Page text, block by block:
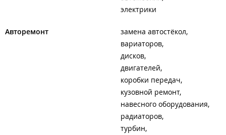
электрики
Авторемонт
замена автостёкол
вариаторов
дисков
двигателей
коробки передач
кузовной ремонт
навесного оборудования
радиаторов
турбин